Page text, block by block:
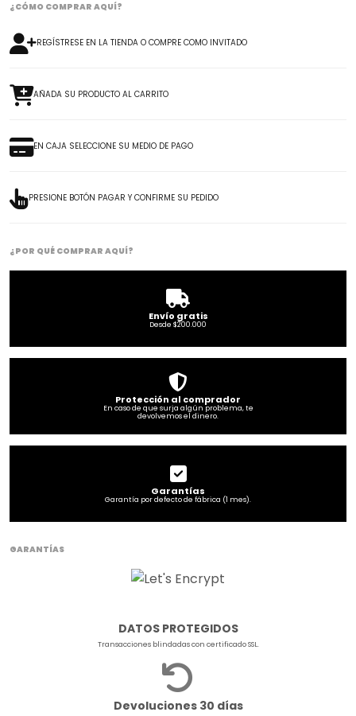
¿CÓMO COMPRAR AQUÍ?
REGÍSTRESE EN LA TIENDA O COMPRE COMO INVITADO
AÑADA SU PRODUCTO AL CARRITO
EN CAJA SELECCIONE SU MEDIO DE PAGO
PRESIONE BOTÓN PAGAR Y CONFIRME SU PEDIDO
¿POR QUÉ COMPRAR AQUÍ?
Envío gratis
Desde $200.000
Protección al comprador
En caso de que surja algún problema, te
devolvemos el dinero.
Garantías
Garantía por defecto de fábrica (1 mes).
GARANTÍAS
DATOS PROTEGIDOS
Transacciones blindadas con certificado SSL.
Devoluciones 30 días